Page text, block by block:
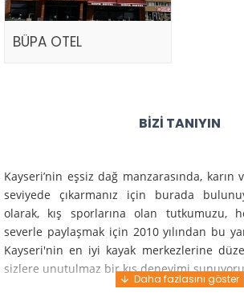
BÜPA OTEL
BIZI TANIYIN
Kayseri’nin eşsiz dağ manzarasında, karın
seviyede çıkarmanız için burada
olarak, kış sporlarına olan tutkumuzu,
severle paylaşmak için 2010 yılından bu
Kayseri'nin en iyi kayak merkezlerine
sizlere unutulmaz bir kış deneyimi